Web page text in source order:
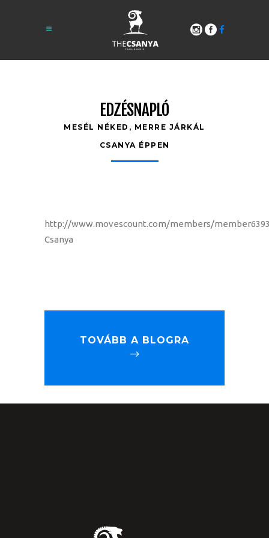
EDZÉSNAPLÓ
MESÉL NÉKED, MERRE JÁRKÁL
CSANYA ÉPPEN
http://www.movescount.com/members/
Csanya
TOVÁBB A BLOGRA